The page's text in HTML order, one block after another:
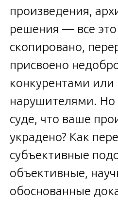
произведения,
решения — все
скопировано,
присвоено
конкурентами или
нарушителями. Но
суде, что ваше
украдено? Как
субъективные
объективные,
обоснованные